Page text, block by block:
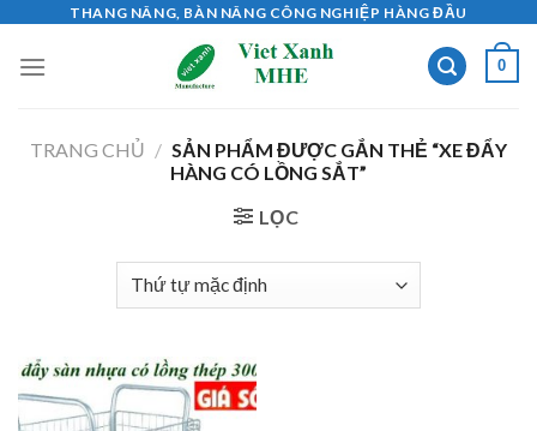
content
THANG NÂNG, BÀN NÂNG CÔNG NGHIỆP HÀNG ĐẦU
0
TRANG CHỦ / SẢN PHẨM ĐƯỢC GẮN THẺ “XE ĐẨY
HÀNG CÓ LỒNG SẮT”
LỌC